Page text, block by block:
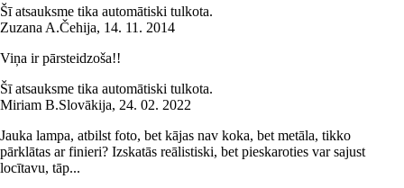
Šī atsauksme tika automātiski tulkota.
Zuzana A.Čehija, 14. 11. 2014
Viņa ir pārsteidzoša!!
Šī atsauksme tika automātiski tulkota.
Miriam B.Slovākija, 24. 02. 2022
Jauka lampa, atbilst foto, bet kājas nav koka, bet metāla, tikko
pārklātas ar finieri? Izskatās reālistiski, bet pieskaroties var sajust
locītavu, tāp...